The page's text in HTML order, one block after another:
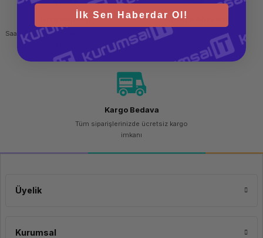
Hızlı Gönderi
Saat 15.00'a kadar yapılan siparişlerde
Güvenli Alışveriş
256 bit SSL sertifikası
Kargo Bedava
Tüm siparişlerinizde ücretsiz kargo
imkanı
Üyelik
Kurumsal
İlk Sen Haberdar Ol!